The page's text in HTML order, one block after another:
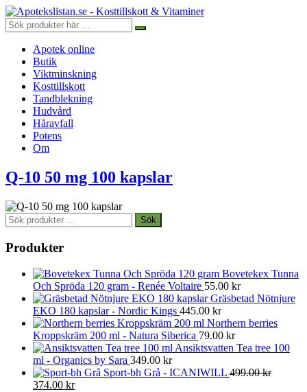
Apotek online
Butik
Viktminskning
Kosttillskott
Tandblekning
Hudvård
Håravfall
Potens
Om
Q-10 50 mg 100 kapslar
Sök
efter:
Sök
Produkter
Bovetekex Tunna
Och Spröda 120 gram - Renée Voltaire 55.00 kr
Gräsbetad Nötnjure
EKO 180 kapslar - Nordic Kings 445.00 kr
Northern berries
Kroppskräm 200 ml - Natura Siberica 79.00 kr
Ansiktsvatten Tea tree 100
ml - Organics by Sara 349.00 kr
Sport-bh Grå - ICANIWILL 499.00kr
Det
374.00 krDet